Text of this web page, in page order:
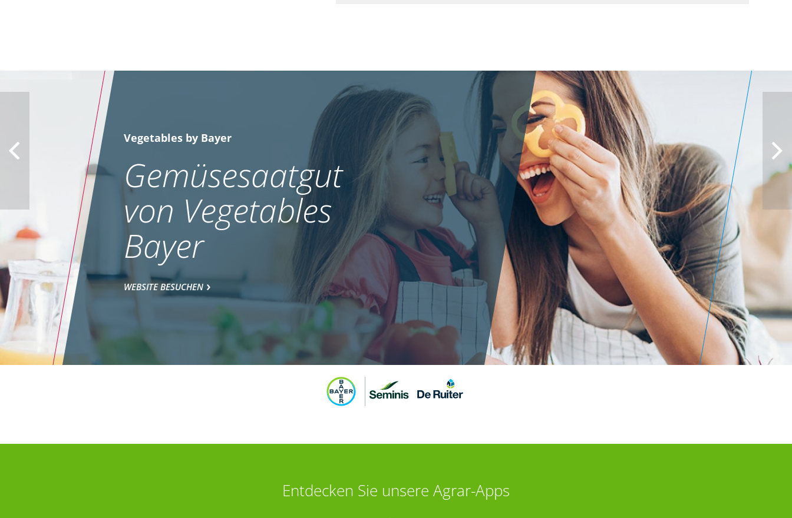
Vegetables by Bayer
Gemüsesaatgut
von Vegetables
Bayer
WEBSITE BESUCHEN
Entdecken Sie unsere Agrar-Apps